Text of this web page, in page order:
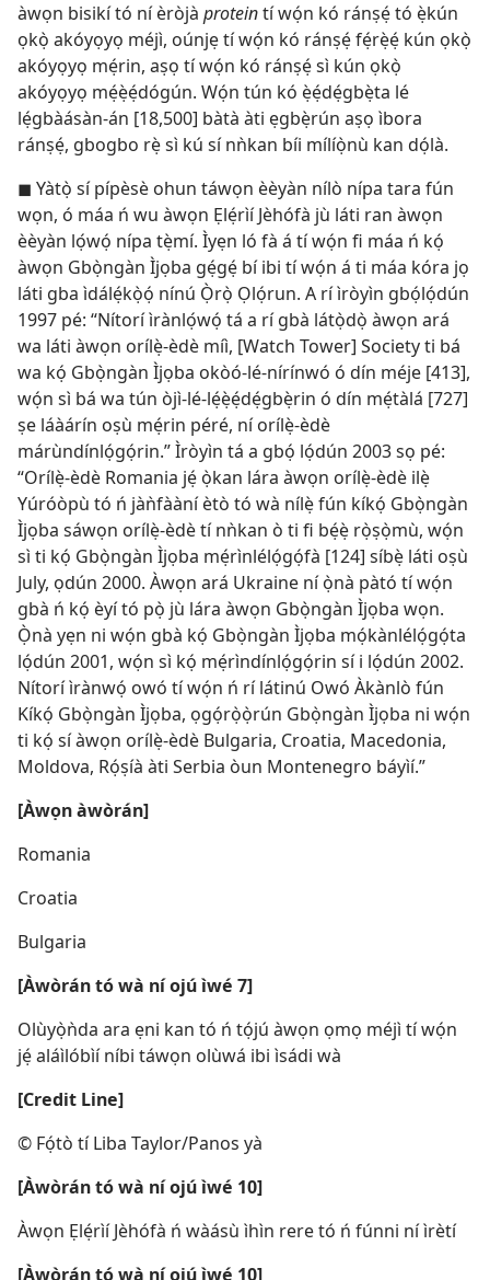
àwọn bisikí tó ní èròjà proteintí wọ́n kó ránṣẹ́ tó ẹ̀kún
ọkọ̀ akóyọyọ méjì, oúnjẹ tí wọ́n kó ránṣẹ́ fẹ́rẹ̀ẹ́ kún ọkọ̀
akóyọyọ mẹ́rin, aṣọ tí wọ́n kó ránṣẹ́ sì kún ọkọ̀
akóyọyọ mẹ́ẹ̀ẹ́dógún. Wọ́n tún kó ẹ̀ẹ́dẹ́gbẹ̀ta lé
lẹ́gbàásàn-án [18,500] bàtà àti ẹgbẹ̀rún aṣọ ìbora
ránṣẹ́, gbogbo rẹ̀ sì kú sí nǹkan bíi mílíọ̀nù kan dọ́là.
◼ Yàtọ̀ sí pípèsè ohun táwọn èèyàn nílò nípa tara fún
wọn, ó máa ń wu àwọn Ẹlẹ́rìí Jèhófà jù láti ran àwọn
èèyàn lọ́wọ́ nípa tẹ̀mí. Ìyẹn ló fà á tí wọ́n fi máa ń kọ́
àwọn Gbọ̀ngàn Ìjọba gẹ́gẹ́ bí ibi tí wọ́n á ti máa kóra jọ
láti gba ìdálẹ́kọ̀ọ́ nínú Ọ̀rọ̀ Ọlọ́run. A rí ìròyìn gbọ́lọ́dún
1997 pé: “Nítorí ìrànlọ́wọ́ tá a rí gbà látọ̀dọ̀ àwọn ará
wa láti àwọn orílẹ̀-èdè míì, [Watch Tower] Society ti bá
wa kọ́ Gbọ̀ngàn Ìjọba okòó-lé-nírínwó ó dín méje [413],
wọ́n sì bá wa tún òjì-lé-lẹ́ẹ̀ẹ́dẹ́gbẹ̀rin ó dín mẹ́tàlá [727]
ṣe láàárín oṣù mẹ́rin péré, ní orílẹ̀-èdè
márùndínlọ́gọ́rin.” Ìròyìn tá a gbọ́ lọ́dún 2003 sọ pé:
“Orílẹ̀-èdè Romania jẹ́ ọ̀kan lára àwọn orílẹ̀-èdè ilẹ̀
Yúróòpù tó ń jàǹfààní ètò tó wà nílẹ̀ fún kíkọ́ Gbọ̀ngàn
Ìjọba sáwọn orílẹ̀-èdè tí nǹkan ò ti fi bẹ́ẹ̀ rọ̀ṣọ̀mù, wọ́n
sì ti kọ́ Gbọ̀ngàn Ìjọba mẹ́rìnlélọ́gọ́fà [124] síbẹ̀ láti oṣù
July, ọdún 2000. Àwọn ará Ukraine ní ọ̀nà pàtó tí wọ́n
gbà ń kọ́ èyí tó pọ̀ jù lára àwọn Gbọ̀ngàn Ìjọba wọn.
Ọ̀nà yẹn ni wọ́n gbà kọ́ Gbọ̀ngàn Ìjọba mọ́kànlélọ́gọ́ta
lọ́dún 2001, wọ́n sì kọ́ mẹ́rìndínlọ́gọ́rin sí i lọ́dún 2002.
Nítorí ìrànwọ́ owó tí wọ́n ń rí látinú Owó Àkànlò fún
Kíkọ́ Gbọ̀ngàn Ìjọba, ọgọ́rọ̀ọ̀rún Gbọ̀ngàn Ìjọba ni wọ́n
ti kọ́ sí àwọn orílẹ̀-èdè Bulgaria, Croatia, Macedonia,
Moldova, Rọ́ṣíà àti Serbia òun Montenegro báyìí.”
[Àwọn àwòrán]
Romania
Croatia
Bulgaria
[Àwòrán tó wà ní ojú ìwé 7]
Olùyọ̀ǹda ara ẹni kan tó ń tọ́jú àwọn ọmọ méjì tí wọ́n
jẹ́ aláìlóbìí níbi táwọn olùwá ibi ìsádi wà
[Credit Line]
© Fọ́tò tí Liba Taylor/Panos yà
[Àwòrán tó wà ní ojú ìwé 10]
Àwọn Ẹlẹ́rìí Jèhófà ń wàásù ìhìn rere tó ń fúnni ní ìrètí
[Àwòrán tó wà ní ojú ìwé 10]